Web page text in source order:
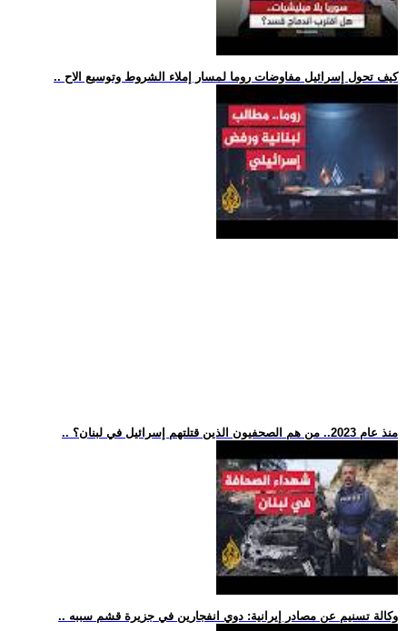
.. كيف تحول إسرائيل مفاوضات روما لمسار إملاء الشروط وتوسيع الاح
.. منذ عام 2023.. من هم الصحفيون الذين قتلتهم إسرائيل في لبنان؟
.. وكالة تسنيم عن مصادر إيرانية: دوي انفجارين في جزيرة قشم سببه